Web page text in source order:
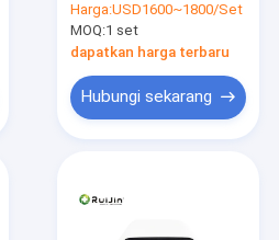
Power Bor Tulang
Belakang Dan Gergaji
Harga:USD1600~1800/Set
MOQ:1 set
dapatkan harga terbaru
Hubungi sekarang